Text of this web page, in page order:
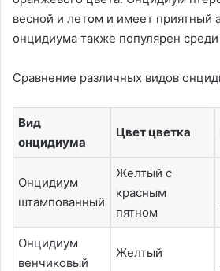
весной и летом и имеет приятный
онцидиума также популярен
Сравнение различных видов
Вид
онцидиума
Цвет цветка
Онцидиум
штампованный
Желтый с
красным
пятном
Онцидиум
венчиковый
Желтый